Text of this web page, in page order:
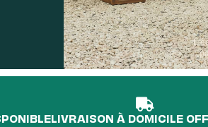
LIVRAISON À DOMICILE